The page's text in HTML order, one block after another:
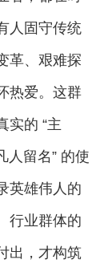
人固守传统
革、艰难探
热爱。这群
实的 “主
人留名” 的使
英雄伟人的
行业群体的
出，才构筑